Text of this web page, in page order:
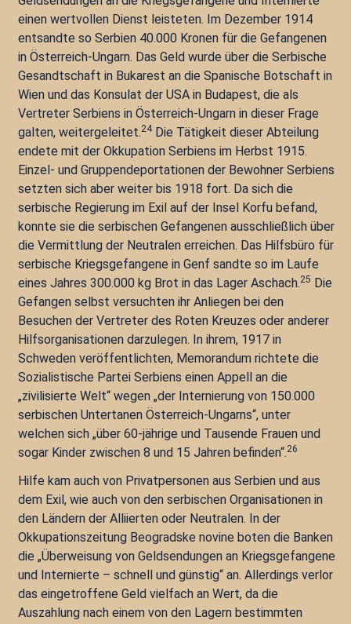
einen wertvollen Dienst leisteten. Im Dezember 1914
entsandte so Serbien 40.000 Kronen für die Gefangenen
in Österreich-Ungarn. Das Geld wurde über die Serbische
Gesandtschaft in Bukarest an die Spanische Botschaft in
Wien und das Konsulat der USA in Budapest, die als
Vertreter Serbiens in Österreich-Ungarn in dieser Frage
galten, weitergeleitet.24Die Tätigkeit dieser Abteilung
endete mit der Okkupation Serbiens im Herbst 1915.
Einzel- und Gruppendeportationen der Bewohner Serbiens
setzten sich aber weiter bis 1918 fort. Da sich die
serbische Regierung im Exil auf der Insel Korfu befand,
konnte sie die serbischen Gefangenen ausschließlich über
die Vermittlung der Neutralen erreichen. Das Hilfsbüro für
serbische Kriegsgefangene in Genf sandte so im Laufe
eines Jahres 300.000 kg Brot in das Lager Aschach.25 Die
Gefangen selbst versuchten ihr Anliegen bei den
Besuchen der Vertreter des Roten Kreuzes oder anderer
Hilfsorganisationen darzulegen. In ihrem, 1917 in
Schweden veröffentlichten, Memorandum richtete die
Sozialistische Partei Serbiens einen Appell an die
„zivilisierte Welt“ wegen „der Internierung von 150.000
serbischen Untertanen Österreich-Ungarns“, unter
welchen sich „über 60-jährige und Tausende Frauen und
sogar Kinder zwischen 8 und 15 Jahren befinden“.26
Hilfe kam auch von Privatpersonen aus Serbien und aus
dem Exil, wie auch von den serbischen Organisationen in
den Ländern der Alliierten oder Neutralen. In der
Okkupationszeitung Beogradske novine boten die Banken
die „Überweisung von Geldsendungen an Kriegsgefangene
und Internierte – schnell und günstig“ an. Allerdings verlor
das eingetroffene Geld vielfach an Wert, da die
Auszahlung nach einem von den Lagern bestimmten